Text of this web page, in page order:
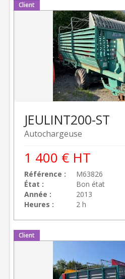
Client
Autochargeuse
JEULINT200-ST
Référence
M63826
État
Bon état
Année
2013
Heures
2 h
1 400 € HT
Client